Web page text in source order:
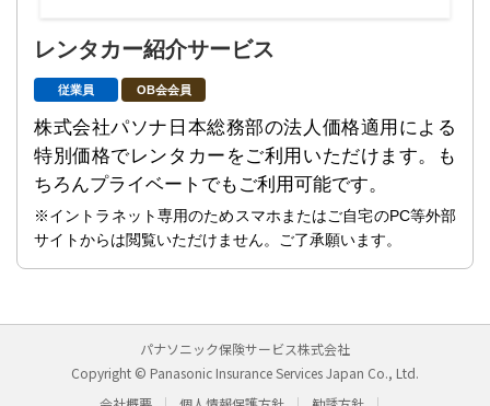
レンタカー紹介サービス
従業員 OB会会員
株式会社パソナ日本総務部の法人価格適用による
特別価格でレンタカーをご利用いただけます。も
ちろんプライベートでもご利用可能です。
※イントラネット専用のためスマホまたはご自宅のPC等外部
サイトからは閲覧いただけません。ご了承願います。
パナソニック保険サービス株式会社
Copyright © Panasonic Insurance Services Japan Co., Ltd.